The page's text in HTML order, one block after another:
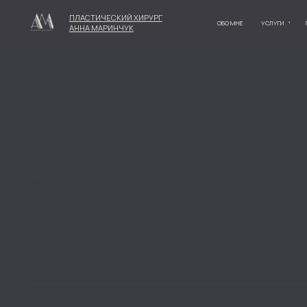
УСЛУГИ ПАЦИЕНТАМ
ПЛАСТИЧЕСКИЙ ХИРУРГ
АННА МАРИНЧУК